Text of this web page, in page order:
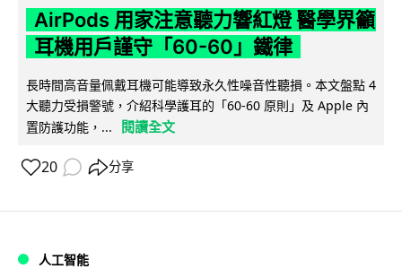
AirPods 用家注意聽力響紅燈 醫學界籲
耳機用戶謹守「60-60」鐵律
長時間高音量佩戴耳機可能導致永久性噪音性聽損。本文盤點 4
大聽力受損警號，介紹科學護耳的「60-60 原則」及 Apple 內
置防護功能，...
閱讀全文
20 分享
人工智能